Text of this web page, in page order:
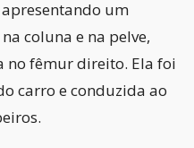
um
coluna e na pelve,
no fêmur direito. Ela foi
carro e conduzida ao